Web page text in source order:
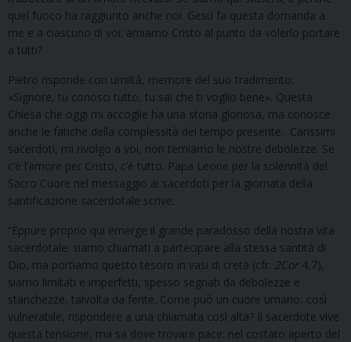
quel fuoco ha raggiunto anche noi. Gesù fa questa domanda a
me e a ciascuno di voi: amiamo Cristo al punto da volerlo portare
a tutti?
Pietro risponde con umiltà, memore del suo tradimento:
«Signore, tu conosci tutto, tu sai che ti voglio bene». Questa
Chiesa che oggi mi accoglie ha una storia gloriosa, ma conosce
anche le fatiche della complessità del tempo presente. Carissimi
sacerdoti, mi rivolgo a voi, non temiamo le nostre debolezze. Se
c’è l’amore per Cristo, c’è tutto. Papa Leone per la solennità del
Sacro Cuore nel messaggio ai sacerdoti per la giornata della
santificazione sacerdotale scrive:
“Eppure proprio qui emerge il grande paradosso della nostra vita
sacerdotale: siamo chiamati a partecipare alla stessa santità di
Dio, ma portiamo questo tesoro in vasi di creta (cfr.
2Cor 4,7),
siamo limitati e imperfetti, spesso segnati da debolezze e
stanchezze, talvolta da ferite. Come può un cuore umano, così
vulnerabile, rispondere a una chiamata così alta? Il sacerdote vive
questa tensione, ma sa dove trovare pace: nel costato aperto del